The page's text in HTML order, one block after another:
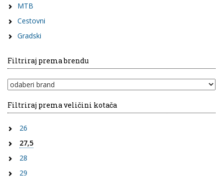
MTB
Cestovni
Gradski
Filtriraj prema brendu
Filtriraj prema veličini kotača
26
27,5
28
29